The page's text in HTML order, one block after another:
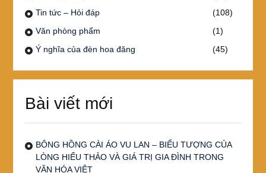
Tin tức – Hỏi đáp
(108)
Văn phòng phẩm
(1)
Ý nghĩa của đèn hoa đăng
(45)
Bài viết mới
BÔNG HỒNG CÀI ÁO VU LAN – BIỂU TƯỢNG CỦA
LÒNG HIẾU THẢO VÀ GIÁ TRỊ GIA ĐÌNH TRONG
VĂN HÓA VIỆT